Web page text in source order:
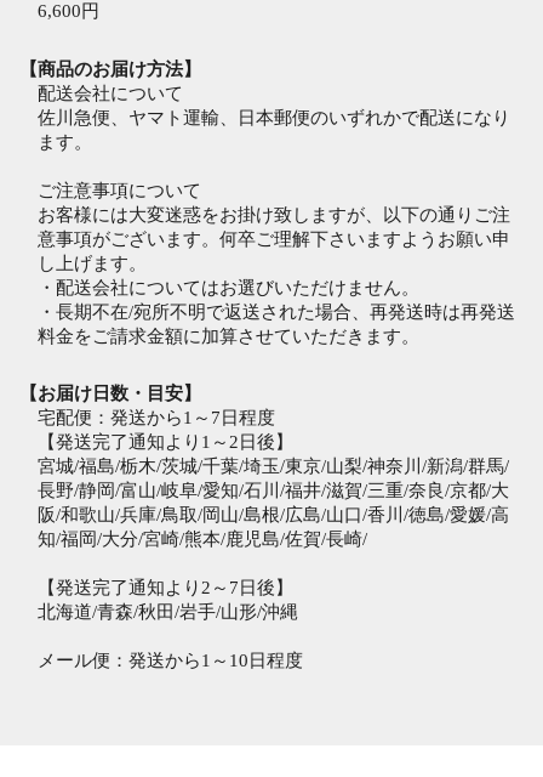
6,600円
【商品のお届け方法】
配送会社について
佐川急便、ヤマト運輸、日本郵便のいずれかで配送になり
ます。
ご注意事項について
お客様には大変迷惑をお掛け致しますが、以下の通りご注
意事項がございます。何卒ご理解下さいますようお願い申
し上げます。
・配送会社についてはお選びいただけません。
・長期不在/宛所不明で返送された場合、再発送時は再発送
料金をご請求金額に加算させていただきます。
【お届け日数・目安】
宅配便：発送から1～7日程度
【発送完了通知より1～2日後】
宮城/福島/栃木/茨城/千葉/埼玉/東京/山梨/神奈川/新潟/群馬/
長野/静岡/富山/岐阜/愛知/石川/福井/滋賀/三重/奈良/京都/大
阪/和歌山/兵庫/鳥取/岡山/島根/広島/山口/香川/徳島/愛媛/高
知/福岡/大分/宮崎/熊本/鹿児島/佐賀/長崎/
【発送完了通知より2～7日後】
北海道/青森/秋田/岩手/山形/沖縄
メール便：発送から1～10日程度